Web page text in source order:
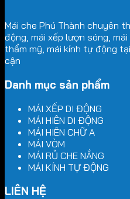
Mái che Phú Thành chuyên
động, mái xếp lượn sóng,
thẩm mỹ, mái kính tự động
cận
Danh mục sản phẩm
MÁI XẾP DI ĐỘNG
MÁI HIÊN DI ĐỘNG
MÁI HIÊN CHỮ A
MÁI VÒM
MÁI RỦ CHE NẮNG
MÁI KÍNH TỰ ĐỘNG
LIÊN HỆ